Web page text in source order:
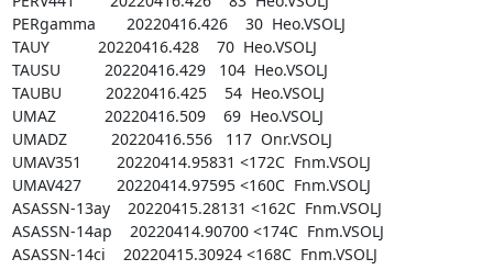
PERgamma       20220416.426    30  Heo.VSOLJ
TAUY           20220416.428    70  Heo.VSOLJ
TAUSU          20220416.429   104  Heo.VSOLJ
TAUBU          20220416.425    54  Heo.VSOLJ
UMAZ           20220416.509    69  Heo.VSOLJ
UMADZ          20220416.556   117  Onr.VSOLJ
UMAV351        20220414.95831 <172C  Fnm.VSOLJ
UMAV427        20220414.97595 <160C  Fnm.VSOLJ
ASASSN-13ay    20220415.28131 <162C  Fnm.VSOLJ
ASASSN-14ap    20220414.90700 <174C  Fnm.VSOLJ
ASASSN-14ci    20220415.30924 <168C  Fnm.VSOLJ